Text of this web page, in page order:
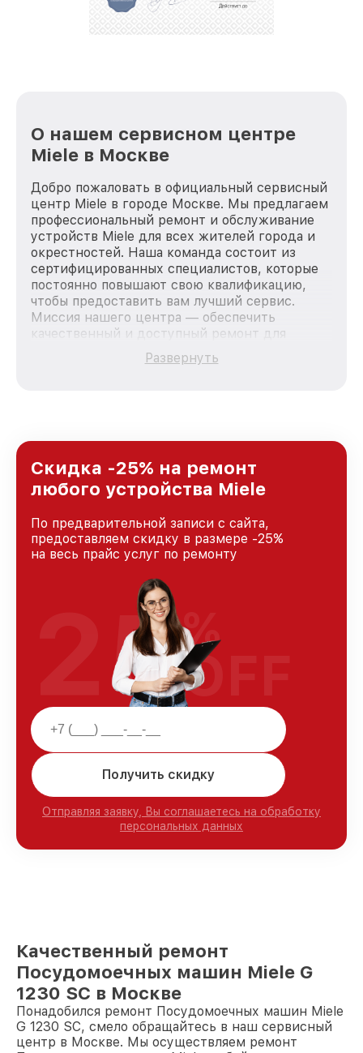
О нашем сервисном центре
Miele в Москве
Добро пожаловать в официальный сервисный
центр Miele в городе Москве. Мы предлагаем
профессиональный ремонт и обслуживание
устройств Miele для всех жителей города и
окрестностей. Наша команда состоит из
сертифицированных специалистов, которые
постоянно повышают свою квалификацию,
чтобы предоставить вам лучший сервис.
Миссия нашего центра — обеспечить
качественный и доступный ремонт для
каждого пользователя продукции Miele, вне
зависимости от сложности поломки. Мы
и лояльности наших клиентов.
Развернуть
Скидка -25% на ремонт
любого устройства Miele
По предварительной записи с сайта,
предоставляем скидку в размере -25%
на весь прайс услуг по ремонту
Получить скидку
Отправляя заявку, Вы соглашаетесь на обработку
персональных данных
25%
OFF
Качественный ремонт
Посудомоечных машин Miele G
1230 SC в Москве
Понадобился ремонт Посудомоечных машин Miele
G 1230 SC, смело обращайтесь в наш сервисный
центр в Москве. Мы осуществляем ремонт